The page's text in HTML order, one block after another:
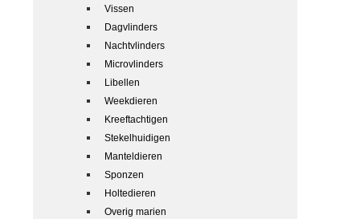
Vissen
Dagvlinders
Nachtvlinders
Microvlinders
Libellen
Weekdieren
Kreeftachtigen
Stekelhuidigen
Manteldieren
Sponzen
Holtedieren
Overig marien